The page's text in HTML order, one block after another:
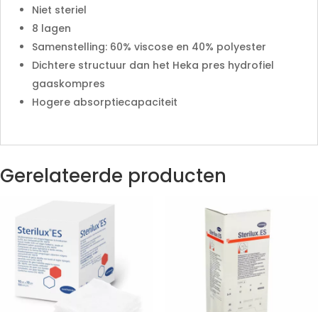
Niet steriel
8 lagen
Samenstelling: 60% viscose en 40% polyester
Dichtere structuur dan het Heka pres hydrofiel
gaaskompres
Hogere absorptiecapaciteit
Gerelateerde producten